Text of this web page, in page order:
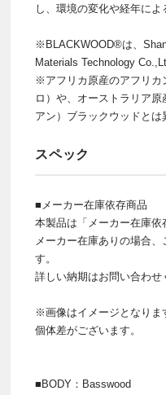
し、環境の変化や経年によ
※BLACKWOOD®は、
Materials Technology
※アフリカ原産のアフリカ
ロ）や、オーストラリア
アン）ブラックウッドとは
スペック
■メーカー在庫依存商品
本製品は「メーカー在庫依
メーカー在庫ありの場合
す。
詳しい納期はお問い合わせ
※画像はイメージとなりま
個体差がございます。
■BODY：Basswood